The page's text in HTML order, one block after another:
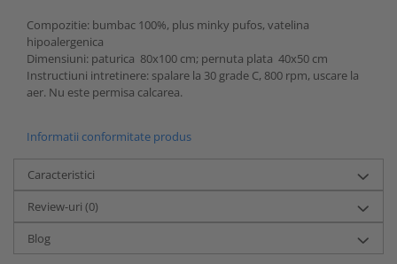
Compozitie: bumbac 100%, plus minky pufos, vatelina
hipoalergenica
Dimensiuni: paturica 80x100 cm; pernuta plata 40x50 cm
Instructiuni intretinere: spalare la 30 grade C, 800 rpm, uscare la
aer. Nu este permisa calcarea.
Informatii conformitate produs
Caracteristici
Review-uri (0)
Blog